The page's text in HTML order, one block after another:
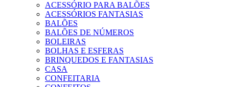
ACESSÓRIO PARA BALÕES
ACESSÓRIOS FANTASIAS
BALÕES
BALÕES DE NÚMEROS
BOLEIRAS
BOLHAS E ESFERAS
BRINQUEDOS E FANTASIAS
CASA
CONFEITARIA